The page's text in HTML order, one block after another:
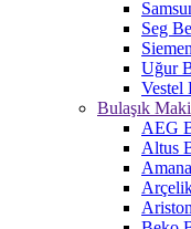
Seg
Uğur
Vestel
Bulaşık
AEG
Altus